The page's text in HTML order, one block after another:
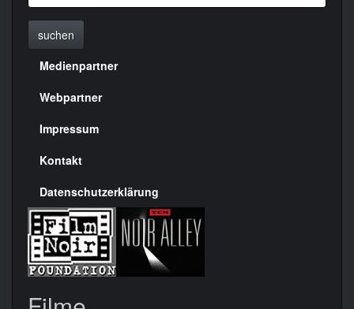
suchen
Menülinks
rechte
Seite
Medienpartner
Webpartner
Impressum
Kontakt
Datenschutzerklärung